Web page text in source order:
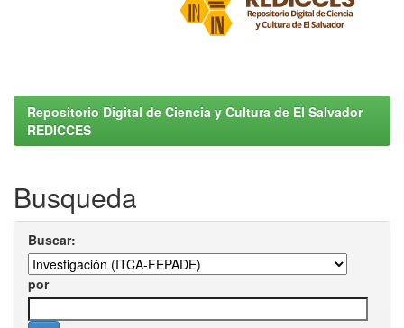
Repositorio Digital de Ciencia y Cultura de El Salvador
REDICCES
Busqueda
Buscar:
por